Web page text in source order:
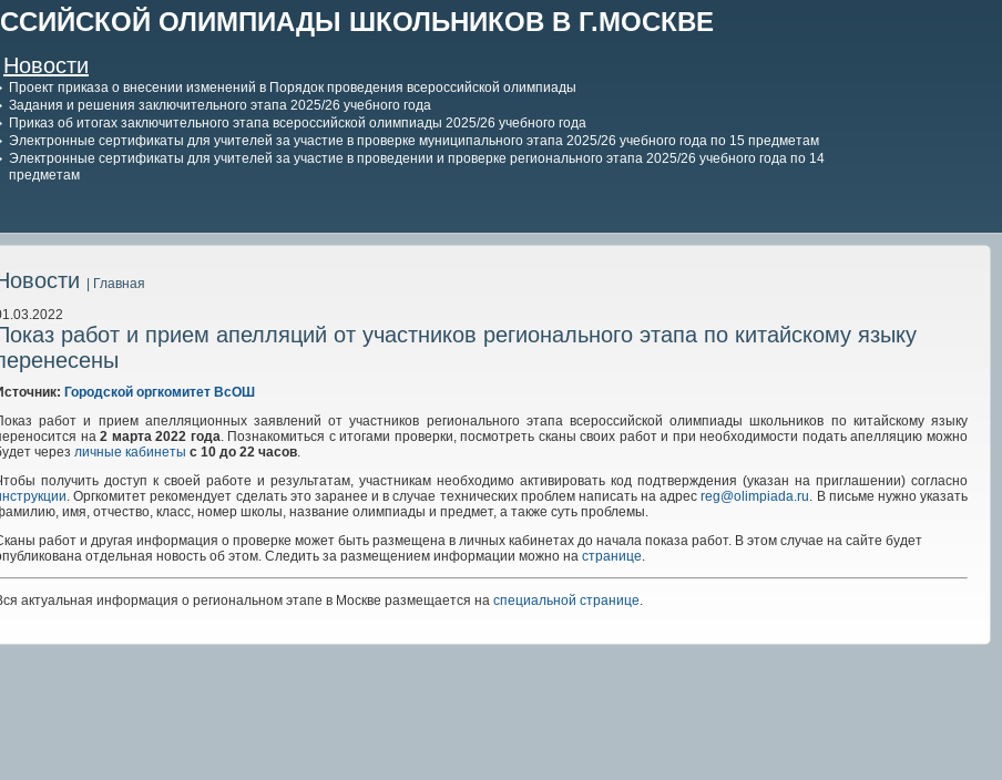
ОЛИМПИАДЫ ШКОЛЬНИКОВ В Г.МОСКВЕ
Новости
Проект приказа о внесении изменений в Порядок проведения всероссийской олимпиады
Задания и решения заключительного этапа 2025/26 учебного года
Приказ об итогах заключительного этапа всероссийской олимпиады 2025/26 учебного года
Электронные сертификаты для учителей за участие в проверке муниципального этапа 2025/26 учебного года по 15 предметам
Электронные сертификаты для учителей за участие в проведении и проверке регионального этапа 2025/26 учебного года по 14
предметам
| Главная
работ и прием апелляций от участников регионального этапа по китайскому языку
Городской оргкомитет ВсОШ
работ и прием апелляционных заявлений от участников регионального этапа всероссийской олимпиады школьников по китайскому языку
на2 марта 2022 года. Познакомиться с итогами проверки, посмотреть сканы своих работ и при необходимости подать апелляцию можно
через личные кабинеты с 10 до 22 часов.
получить доступ к своей работе и результатам, участникам необходимо активировать код подтверждения (указан на приглашении) согласно
. Оргкомитет рекомендует сделать это заранее и в случае технических проблем написать на адресreg@olimpiada.ru. В письме нужно указать
имя, отчество, класс, номер школы, название олимпиады и предмет, а также суть проблемы.
работ и другая информация о проверке может быть размещена в личных кабинетах до начала показа работ. В этом случае на сайте будет
отдельная новость об этом. Следить за размещением информации можно на странице.
актуальная информация о региональном этапе в Москве размещается на специальной странице.